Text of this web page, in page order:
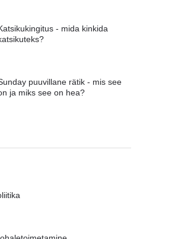
- mida kinkida
puuvillane rätik - mis see
ja miks see on hea?